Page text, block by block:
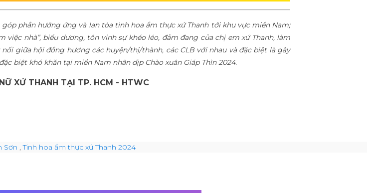
phần hưởng ứng và lan tỏa tinh hoa ẩm thực xứ Thanh tới khu vực miền Nam;
nhà”, biểu dương, tôn vinh sự khéo léo, đảm đang của chị em xứ Thanh, làm
giữa hội đồng hương các huyện/thị/thành, các CLB với nhau và đặc biệt là gây
biệt khó khăn tại miền Nam nhân dịp Chào xuân Giáp Thìn 2024.
XỨ THANH TẠI TP. HCM - HTWC
Sơn ,Tinh hoa ẩm thực xứ Thanh 2024